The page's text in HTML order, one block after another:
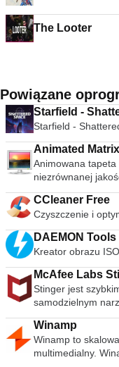
The Looter
Powiązane
Starfield -
Starfield -
Animated
Animowana
niezrównanej
CCleaner Free
Czyszczenie i
DAEMON
Kreator obrazu
McAfee Labs
Stinger jest
samodzielnym
powszechnego
idealne, jeśli
nie zastępuje
antywirusowego,
Winamp
Winamp to
multimedialny. Winamp obsługuje szeroką gamę